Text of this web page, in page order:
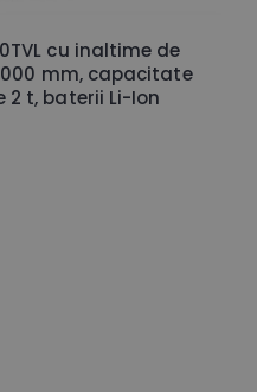
cu inaltime de
mm, capacitate
2 t, baterii Li-Ion